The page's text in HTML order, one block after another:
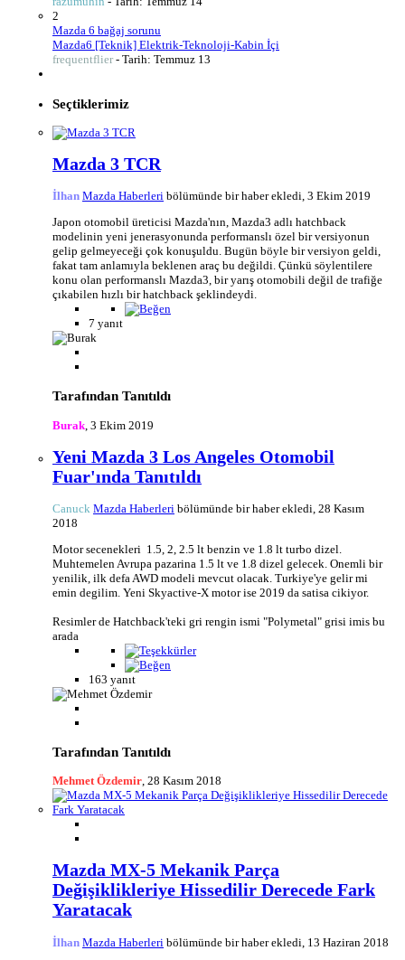
2
Mazda 6 bağaj sorunu
Mazda6 [Teknik] Elektrik-Teknoloji-Kabin İçi
frequentflier- Tarih: Temmuz 13
Seçtiklerimiz
Mazda 3 TCR
İlhan Mazda Haberleri bölümünde bir haber ekledi, 3 Ekim 2019
Japon otomobil üreticisi Mazda'nın, Mazda3 adlı hatchback
modelinin yeni jenerasyonunda performanslı özel bir versiyonun
gelip gelmeyeceği çok konuşuldu. Bugün böyle bir versiyon geldi,
fakat tam anlamıyla beklenen araç bu değildi. Çünkü söylentilere
konu olan performanslı Mazda3, bir yarış otomobili değil de trafiğe
çıkabilen hızlı bir hatchback şeklindeydi.
7 yanıt
Tarafından Tanıtıldı
Burak 3 Ekim 2019
Yeni Mazda 3 Los Angeles Otomobil
Fuar'ında Tanıtıldı
Canuck Mazda Haberleri bölümünde bir haber ekledi, 28 Kasım
2018
Motor secenekleri 1.5, 2, 2.5 lt benzin ve 1.8 lt turbo dizel.
Muhtemelen Avrupa pazarina 1.5 lt ve 1.8 dizel gelecek. Onemli bir
yenilik, ilk defa AWD modeli mevcut olacak. Turkiye'ye gelir mi
emin degilim. Yeni Skyactive-X motor ise 2019 da satisa cikiyor.
Resimler de Hatchback'teki gri rengin ismi "Polymetal" grisi imis bu
arada
163 yanıt
Tarafından Tanıtıldı
Mehmet Özdemir, 28 Kasım 2018
Mazda MX-5 Mekanik Parça
Değişiklikleriye Hissedilir Derecede Fark
Yaratacak
İlhan Mazda Haberleri bölümünde bir haber ekledi, 13 Haziran 2018